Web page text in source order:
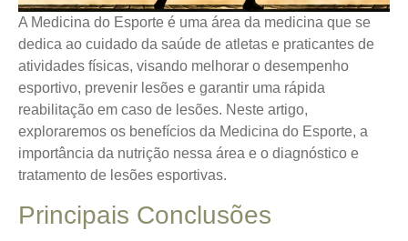
A Medicina do Esporte é uma área da medicina que se
dedica ao cuidado da saúde de atletas e praticantes de
atividades físicas, visando melhorar o desempenho
esportivo, prevenir lesões e garantir uma rápida
reabilitação em caso de lesões. Neste artigo,
exploraremos os benefícios da Medicina do Esporte, a
importância da nutrição nessa área e o diagnóstico e
tratamento de lesões esportivas.
Principais Conclusões